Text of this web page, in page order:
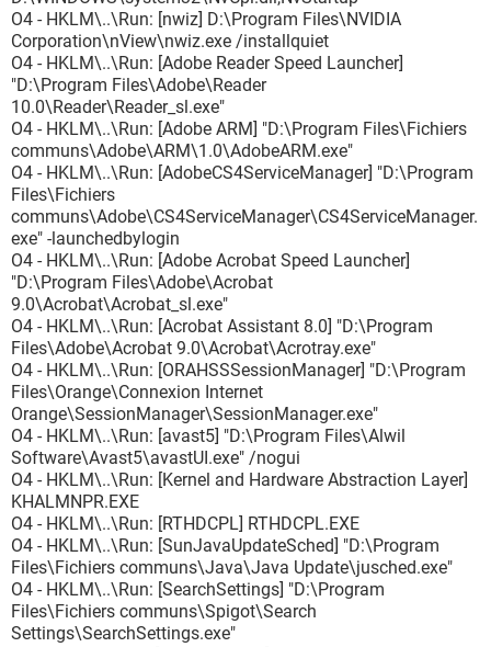
O4 - HKLM\..\Run: [nwiz] D:\Program Files\NVIDIA
Corporation\nView\nwiz.exe /installquiet
O4 - HKLM\..\Run: [Adobe Reader Speed Launcher]
"D:\Program Files\Adobe\Reader
10.0\Reader\Reader_sl.exe"
O4 - HKLM\..\Run: [Adobe ARM] "D:\Program Files\Fichiers
communs\Adobe\ARM\1.0\AdobeARM.exe"
O4 - HKLM\..\Run: [AdobeCS4ServiceManager] "D:\Program
Files\Fichiers
communs\Adobe\CS4ServiceManager\CS4ServiceManager.
exe" -launchedbylogin
O4 - HKLM\..\Run: [Adobe Acrobat Speed Launcher]
"D:\Program Files\Adobe\Acrobat
9.0\Acrobat\Acrobat_sl.exe"
O4 - HKLM\..\Run: [Acrobat Assistant 8.0] "D:\Program
Files\Adobe\Acrobat 9.0\Acrobat\Acrotray.exe"
O4 - HKLM\..\Run: [ORAHSSSessionManager] "D:\Program
Files\Orange\Connexion Internet
Orange\SessionManager\SessionManager.exe"
O4 - HKLM\..\Run: [avast5] "D:\Program Files\Alwil
Software\Avast5\avastUI.exe" /nogui
O4 - HKLM\..\Run: [Kernel and Hardware Abstraction Layer]
KHALMNPR.EXE
O4 - HKLM\..\Run: [RTHDCPL] RTHDCPL.EXE
O4 - HKLM\..\Run: [SunJavaUpdateSched] "D:\Program
Files\Fichiers communs\Java\Java Update\jusched.exe"
O4 - HKLM\..\Run: [SearchSettings] "D:\Program
Files\Fichiers communs\Spigot\Search
Settings\SearchSettings.exe"